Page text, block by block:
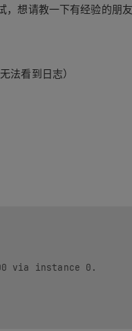
想请教一下有经验的朋
法看到日志）
via instance 0.